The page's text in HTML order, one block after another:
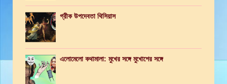
গ্রীক উপদেবতা থিসিয়াস
এলোমেলো কথামালা: মুখের সঙ্গে মুখোশের সঙ্গে